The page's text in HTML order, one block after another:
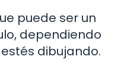
puede ser un
dependiendo
dibujando.